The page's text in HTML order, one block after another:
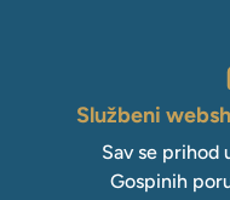
Službeni
Sav se prihod
Gospinih